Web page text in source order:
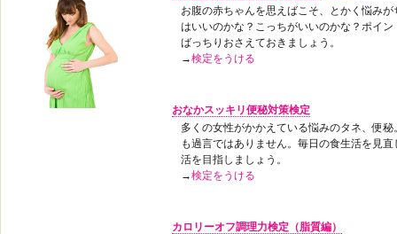
お腹の赤ちゃんを思えばこそ、とかく悩み
はいいのかな？こっちがいいのかな？ポイ
ばっちりおさえておきましょう。
→検定をうける
おなかスッキリ便秘対策検定
多くの女性がかかえている悩みのタネ、便
も過言ではありません。毎日の食生活を見
活を目指しましょう。
→検定をうける
カロリーオフ調理力検定（脂質編）